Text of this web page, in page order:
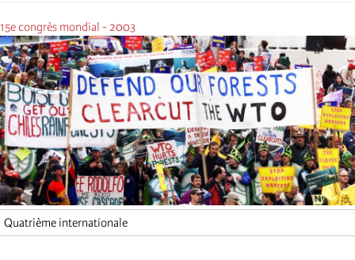
15e congrès mondial - 2003
Quatrième internationale